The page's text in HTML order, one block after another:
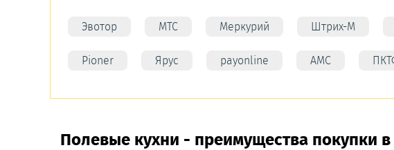
Эвотор МТС Меркурий Штрих-М
Pioner Ярус payonline АМС
Полевые кухни - преимущества покупки в